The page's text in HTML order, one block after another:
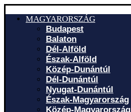
MAGYARORSZÁG
Budapest
Balaton
Dél-Alföld
Észak-Alföld
Közép-Dunántúl
Dél-Dunántúl
Nyugat-Dunántúl
Észak-Magyarország
Közép-Magyarország